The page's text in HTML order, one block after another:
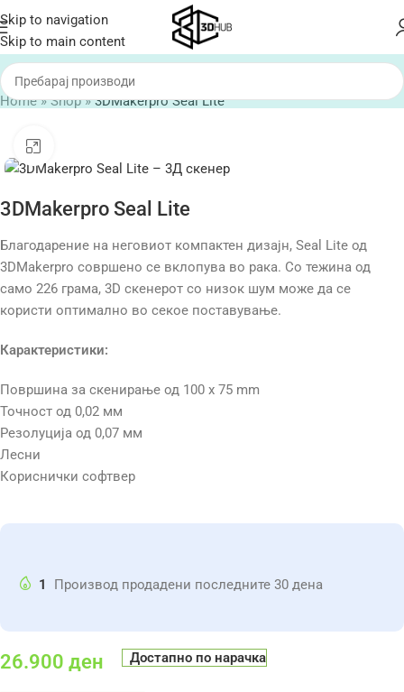
Skip to navigation
Skip to main content
Home»Shop»3DMakerpro Seal Lite
3DMakerpro Seal Lite
Благодарение на неговиот компактен дизајн, Seal Lite од
3DMakerpro совршено се вклопува во рака. Со тежина од
само 226 грама, 3D скенерот со низок шум може да се
користи оптимално во секое поставување.
Карактеристики:
Површина за скенирање од 100 x 75 mm
Точност од 0,02 мм
Резолуција од 0,07 мм
Лесни
Кориснички софтвер
1 Производ продадени последните 30 дена
26.900 ден Достапно по нарачка